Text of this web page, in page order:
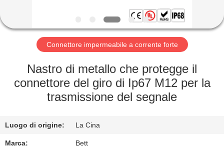
GIRO
DELLA
FABBRICA
CONTROLLO
QUALITÀ
Connettore impermeabile a corrente forte
Nastro di metallo che protegge il
connettore del giro di Ip67 M12 per la
trasmissione del segnale
Luogo di origine: La Cina
Marca: Bett